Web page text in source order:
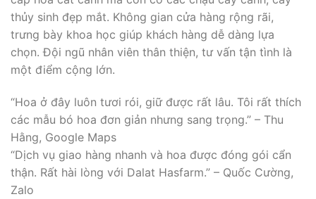
thủy sinh đẹp mắt. Không gian cửa hàng rộng rãi,
trưng bày khoa học giúp khách hàng dễ dàng lựa
chọn. Đội ngũ nhân viên thân thiện, tư vấn tận tình là
một điểm cộng lớn.
“Hoa ở đây luôn tươi rói, giữ được rất lâu. Tôi rất thích
các mẫu bó hoa đơn giản nhưng sang trọng.” – Thu
Hằng, Google Maps
“Dịch vụ giao hàng nhanh và hoa được đóng gói cẩn
thận. Rất hài lòng với Dalat Hasfarm.” – Quốc Cường,
Zalo